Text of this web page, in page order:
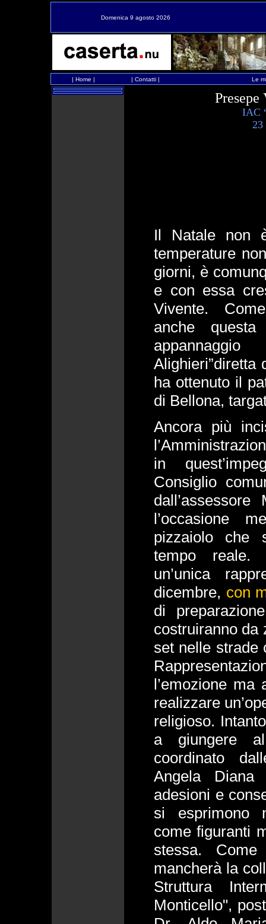
Domenica 9 agosto 2026
| Home | | Contatti| Le
IAC
23
Il Natale non
temperature
giorni, è
e con essa
Vivente.
anche
Alighieri”diretta
ha ottenuto il
di Bellona,
Ancora più
in
Consiglio
l’occasione
pizzaiolo che
tempo reale.
un’unica
dicembre, con
di
costruiranno da
set nelle strade
l’emozione ma
realizzare
religioso.
a giungere al
coordinato
Angela Diana
adesioni e
si esprimono
come figuranti
stessa.
mancherà la
Struttura
Monticello",